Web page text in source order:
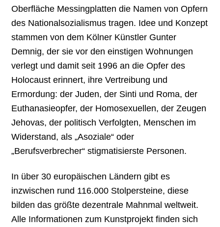
Oberfläche Messingplatten die Namen von Opfern
des Nationalsozialismus tragen. Idee und Konzept
stammen von dem Kölner Künstler Gunter
Demnig, der sie vor den einstigen Wohnungen
verlegt und damit seit 1996 an die Opfer des
Holocaust erinnert, ihre Vertreibung und
Ermordung: der Juden, der Sinti und Roma, der
Euthanasieopfer, der Homosexuellen, der Zeugen
Jehovas, der politisch Verfolgten, Menschen im
Widerstand, als „Asoziale“ oder
„Berufsverbrecher“ stigmatisierste Personen.
In über 30 europäischen Ländern gibt es
inzwischen rund 116.000 Stolpersteine, diese
bilden das größte dezentrale Mahnmal weltweit.
Alle Informationen zum Kunstprojekt finden sich